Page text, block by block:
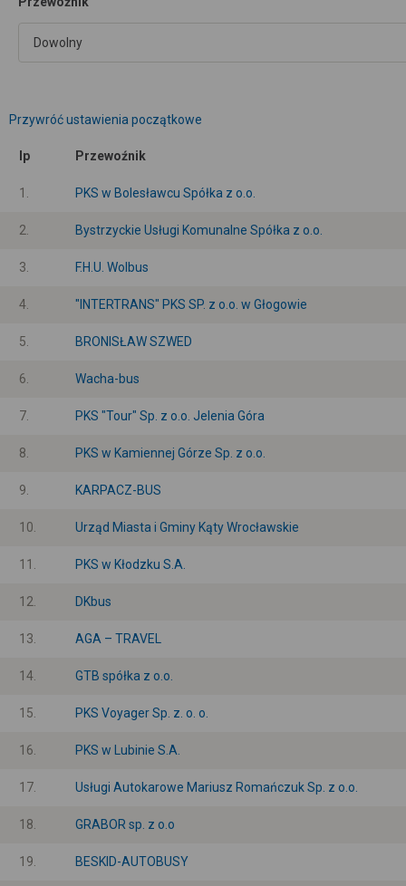
Przywróć ustawienia początkowe
lp Przewoźnik
1. PKS w Bolesławcu Spółka z o.o.
2. Bystrzyckie Usługi Komunalne Spółka z o.o.
3. F.H.U. Wolbus
4. "INTERTRANS" PKS SP. z o.o. w Głogowie
5. BRONISŁAW SZWED
6. Wacha-bus
7. PKS "Tour" Sp. z o.o. Jelenia Góra
8. PKS w Kamiennej Górze Sp. z o.o.
9. KARPACZ-BUS
10. Urząd Miasta i Gminy Kąty Wrocławskie
11. PKS w Kłodzku S.A.
12. DKbus
13. AGA – TRAVEL
14. GTB spółka z o.o.
15. PKS Voyager Sp. z. o. o.
16. PKS w Lubinie S.A.
17. Usługi Autokarowe Mariusz Romańczuk Sp. z o.o.
18. GRABOR sp. z o.o
19. BESKID-AUTOBUSY